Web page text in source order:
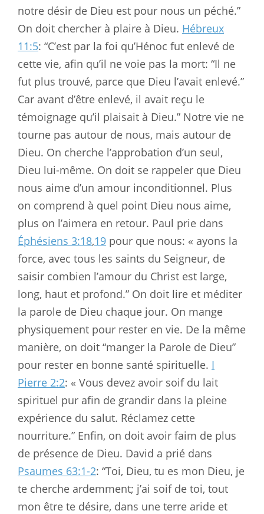
notre désir de Dieu est pour nous un péché.”
On doit chercher à plaire à Dieu. Hébreux
11:5: “C’est par la foi qu’Hénoc fut enlevé de
cette vie, afin qu’il ne voie pas la mort: “Il ne
fut plus trouvé, parce que Dieu l’avait enlevé.”
Car avant d’être enlevé, il avait reçu le
témoignage qu’il plaisait à Dieu.” Notre vie ne
tourne pas autour de nous, mais autour de
Dieu. On cherche l’approbation d’un seul,
Dieu lui-même. On doit se rappeler que Dieu
nous aime d’un amour inconditionnel. Plus
on comprend à quel point Dieu nous aime,
plus on l’aimera en retour. Paul prie dans
Éphésiens 3:18,19 pour que nous: « ayons la
force, avec tous les saints du Seigneur, de
saisir combien l’amour du Christ est large,
long, haut et profond.” On doit lire et méditer
la parole de Dieu chaque jour. On mange
physiquement pour rester en vie. De la même
manière, on doit “manger la Parole de Dieu”
pour rester en bonne santé spirituelle. I
Pierre 2:2: « Vous devez avoir soif du lait
spirituel pur afin de grandir dans la pleine
expérience du salut. Réclamez cette
nourriture.” Enfin, on doit avoir faim de plus
de présence de Dieu. David a prié dans
Psaumes 63:1-2: “Toi, Dieu, tu es mon Dieu, je
te cherche ardemment; j’ai soif de toi, tout
mon être te désire, dans une terre aride et